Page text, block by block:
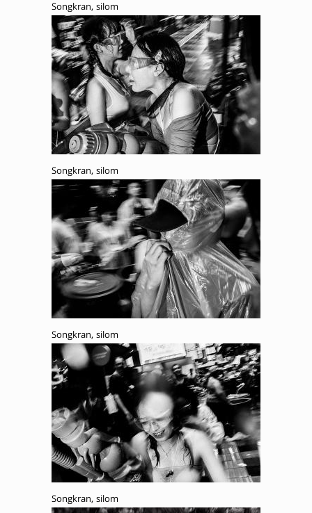
Songkran, silom
Songkran, silom
Songkran, silom
Songkran, silom